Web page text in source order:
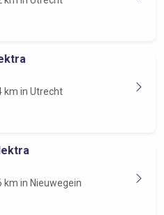
km in Utrecht
km in Nieuwegein